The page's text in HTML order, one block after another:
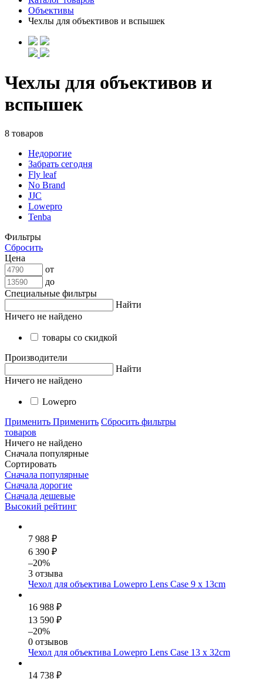
Объективы
Чехлы для объективов и вспышек
Чехлы для объективов и
вспышек
8 товаров
Недорогие
Забрать сегодня
Fly leaf
No Brand
JJC
Lowepro
Tenba
Фильтры
Сбросить
Цена
от
до
Специальные фильтры
Найти
Ничего не найдено
товары со скидкой
Производители
Найти
Ничего не найдено
Lowepro
Применить Применить Сбросить фильтры
товаров
Ничего не найдено
Сначала популярные
Сортировать
Сначала популярные
Сначала дорогие
Сначала дешевые
Высокий рейтинг
7 988 ₽
6 390 ₽
–20%
3 отзыва
Чехол для объектива Lowepro Lens Case 9 x 13cm
16 988 ₽
13 590 ₽
–20%
0 отзывов
Чехол для объектива Lowepro Lens Case 13 x 32cm
14 738 ₽